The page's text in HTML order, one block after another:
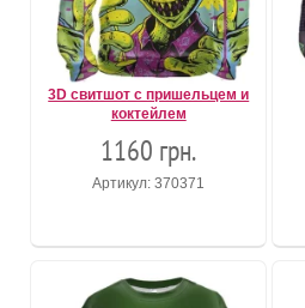
3D свитшот с пришельцем и
коктейлем
1160 грн.
Артикул: 370371